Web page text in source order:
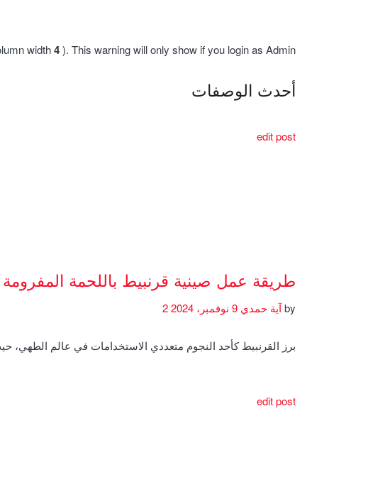
width4). This warning will only show if you login as Admin.
أحدث الوصفات
edit post
طريقة عمل صينية قرنبيط باللحمة المفرومة
byآية حمدي
برز القرنبيط كأحد النجوم متعددي الاستخدامات في عالم
edit post